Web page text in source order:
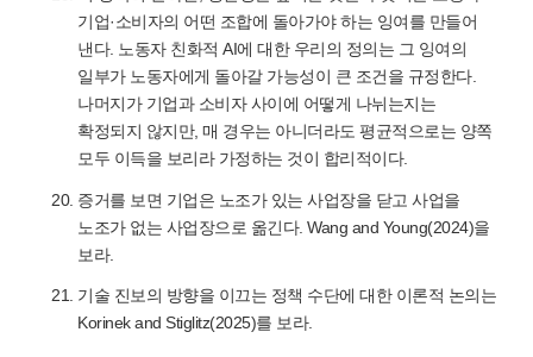
기업·소비자의 어떤 조합에 돌아가야 하는 잉여를 만들어
낸다. 노동자 친화적 AI에 대한 우리의 정의는 그 잉여의
일부가 노동자에게 돌아갈 가능성이 큰 조건을 규정한다.
나머지가 기업과 소비자 사이에 어떻게 나뉘는지는
확정되지 않지만, 매 경우는 아니더라도 평균적으로는 양쪽
모두 이득을 보리라 가정하는 것이 합리적이다.
증거를 보면 기업은 노조가 있는 사업장을 닫고 사업을
노조가 없는 사업장으로 옮긴다. Wang and Young(2024)을
보라.
기술 진보의 방향을 이끄는 정책 수단에 대한 이론적 논의는
Korinek and Stiglitz(2025)를 보라.